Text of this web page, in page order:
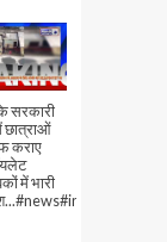
के सरकारी
कराए
में भारी